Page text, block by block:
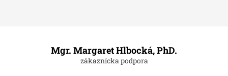
Mgr. Margaret Hlbocká, PhD.